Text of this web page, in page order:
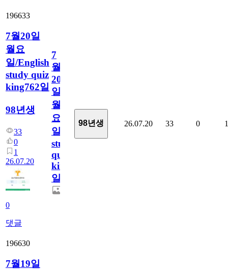
196633
7월20일
월요
일/English
study quiz
king762일
98년생
33
0
1
26.07.20
0
댓글
7
월
20
일
월
요
일/English
study
quiz
king762
일
98년생 26.07.20 33 0 1
196630
7월19일